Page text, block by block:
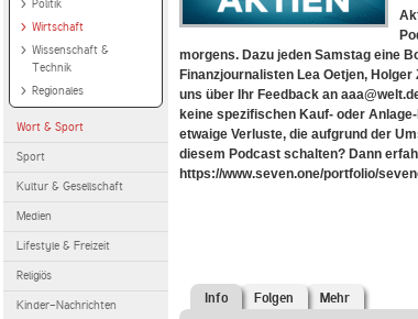
Politik
Wirtschaft
Wissenschaft &
Technik
Regionales
Wort & Sport
Sport
Kultur & Gesellschaft
Medien
Lifestyle & Freizeit
Religiös
Kinder-Nachrichten
morgens. Dazu jeden Samstag eine
Finanzjournalisten Lea Oetjen,
uns über Ihr Feedback an
keine spezifischen Kauf- oder
etwaige Verluste, die aufgrund der
diesem Podcast schalten? Dann
https://www.seven.one/portfolio/
Info Folgen Mehr